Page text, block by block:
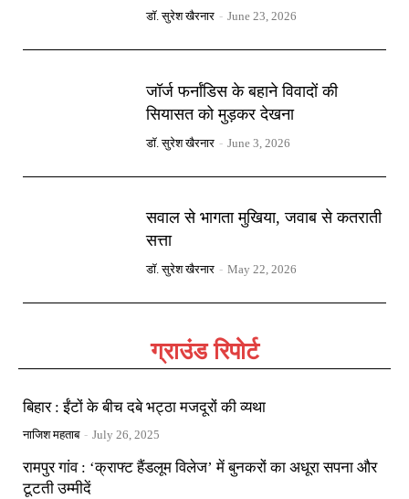
डॉ. सुरेश खैरनार - June 23, 2026
जॉर्ज फर्नांडिस के बहाने विवादों की
सियासत को मुड़कर देखना
डॉ. सुरेश खैरनार - June 3, 2026
सवाल से भागता मुखिया, जवाब से कतराती
सत्ता
डॉ. सुरेश खैरनार - May 22, 2026
ग्राउंड रिपोर्ट
बिहार : ईंटों के बीच दबे भट्ठा मजदूरों की व्यथा
नाजिश महताब - July 26, 2025
रामपुर गांव : ‘क्राफ्ट हैंडलूम विलेज’ में बुनकरों का अधूरा सपना और
टूटती उम्मीदें